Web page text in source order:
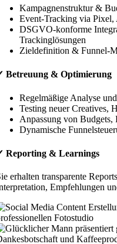
Kampagnenstruktur &
Event-Tracking via
DSGVO-konforme
Trackinglösungen
Zieldefinition & Funnel-
Betreuung & Optimierung
Regelmäßige Analyse
Testing neuer Creatives,
Anpassung von
Dynamische
Reporting & Learnings
erhalten transparente
Empfehlungen